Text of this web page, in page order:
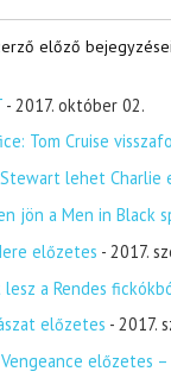
előző bejegyzései
- 2017. október 02.
Tom Cruise
lehet Charlie
jön a Men in Black
előzetes - 2017.
a Rendes
előzetes - 2017.
előzetes